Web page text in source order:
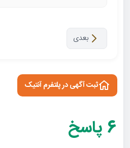
بعدی
ثبت آگهی در پلتفرم آنتیک
6 پاسخ